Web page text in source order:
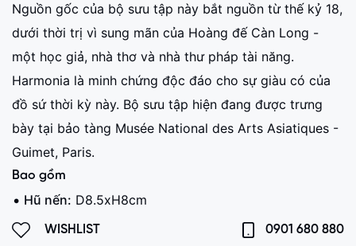
Nguồn gốc của bộ sưu tập này bắt nguồn từ thế kỷ 18,
dưới thời trị vì sung mãn của Hoàng đế Càn Long -
một học giả, nhà thơ và nhà thư pháp tài năng.
Harmonia là minh chứng độc đáo cho sự giàu có của
đồ sứ thời kỳ này. Bộ sưu tập hiện đang được trưng
bày tại bảo tàng Musée National des Arts Asiatiques -
Guimet, Paris.
Bao gồm
Hũ nến: D8.5xH8cm
WISHLIST 0901 680 880